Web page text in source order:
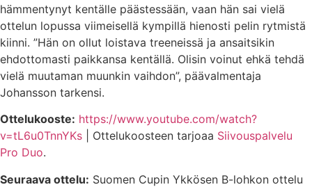
hämmentynyt kentälle päästessään, vaan hän sai vielä
ottelun lopussa viimeisellä kympillä hienosti pelin rytmistä
kiinni. ”Hän on ollut loistava treeneissä ja ansaitsikin
ehdottomasti paikkansa kentällä. Olisin voinut ehkä tehdä
vielä muutaman muunkin vaihdon”, päävalmentaja
Johansson tarkensi.
Ottelukooste: https://www.youtube.com/watch?
v=tL6u0TnnYKs | Ottelukoosteen tarjoaa Siivouspalvelu
Pro Duo.
Seuraava ottelu: Suomen Cupin Ykkösen B-lohkon ottelu